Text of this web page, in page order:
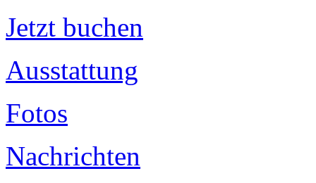
Jetzt buchen
Ausstattung
Fotos
Nachrichten